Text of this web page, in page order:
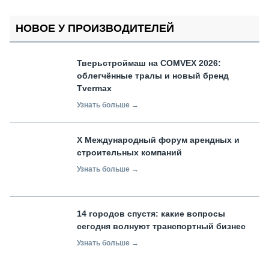
НОВОЕ У ПРОИЗВОДИТЕЛЕЙ
Тверьстроймаш на COMVEX 2026:
облегчённые тралы и новый бренд
Tvermax
Узнать больше →
X Международный форум арендных и
строительных компаний
Узнать больше →
14 городов спустя: какие вопросы
сегодня волнуют транспортный бизнес
Узнать больше →